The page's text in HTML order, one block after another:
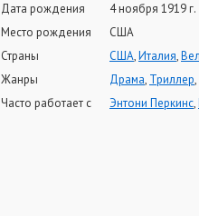
Дата рождения
4 ноября 1919 г.
Место рождения
США
Страны
США,Италия,
Жанры
Драма, Триллер,
Часто работает с
Энтони Перкинс,